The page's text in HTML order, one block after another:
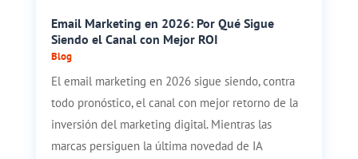
Email Marketing en 2026: Por Qué Sigue
Siendo el Canal con Mejor ROI
Blog
El email marketing en 2026 sigue siendo, contra
todo pronóstico, el canal con mejor retorno de la
inversión del marketing digital. Mientras las
marcas persiguen la última novedad de IA